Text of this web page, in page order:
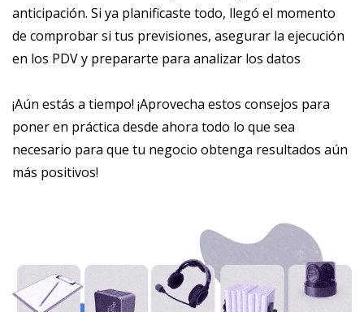
anticipación. Si ya planificaste todo, llegó el momento
de comprobar si tus previsiones, asegurar la ejecución
en los PDV y prepararte para analizar los datos
¡Aún estás a tiempo! ¡Aprovecha estos consejos para
poner en práctica desde ahora todo lo que sea
necesario para que tu negocio obtenga resultados aún
más positivos!